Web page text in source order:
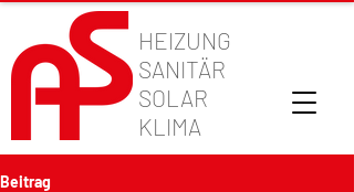
HEIZUNG
SANITÄR
SOLAR
KLIMA
Beitrag